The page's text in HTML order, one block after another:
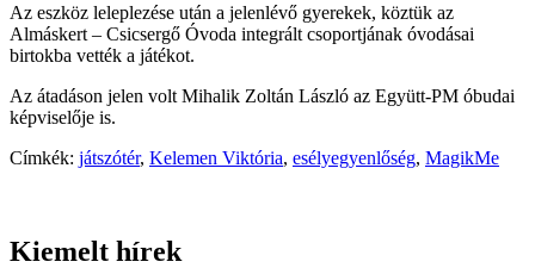
Az eszköz leleplezése után a jelenlévő gyerekek, köztük az
Almáskert – Csicsergő Óvoda integrált csoportjának óvodásai
birtokba vették a játékot.
Az átadáson jelen volt Mihalik Zoltán László az Együtt-PM óbudai
képviselője is.
Címkék: játszótér, Kelemen Viktória, esélyegyenlőség, MagikMe
Kiemelt hírek